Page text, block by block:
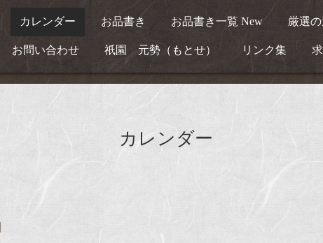
カレンダー お品書き お品書き一覧 New 厳選
お問い合わせ 祇園 元勢（もとせ） リンク集
カレンダー